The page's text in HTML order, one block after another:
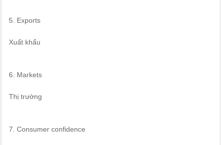
5. Exports
Xuất khẩu
6. Markets
Thị trường
7. Consumer confidence